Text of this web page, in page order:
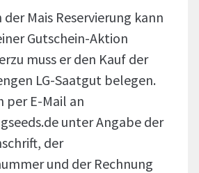
Mais Reservierung kann
Gutschein-Aktion
muss er den Kauf der
LG-Saatgut belegen.
per E-Mail an
unter Angabe der
der
und der Rechnung